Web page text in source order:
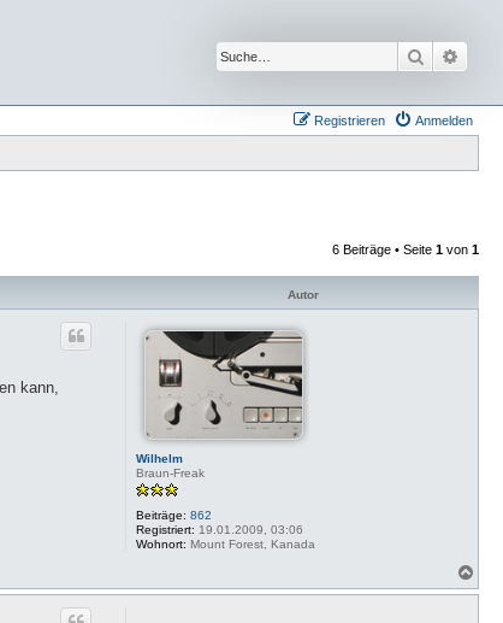
Suche
Anmelden
Registrieren
6 Beiträge • Seite 1 von 1
Autor
Wilhelm
Braun-Freak
Beiträge: 862
Registriert: 19.01.2009, 03:06
Wohnort: Mount Forest, Kanada
kann,
a